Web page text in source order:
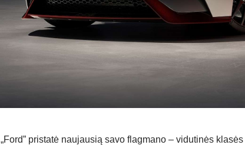
„Ford” pristatė naujausią savo flagmano – vidutinės